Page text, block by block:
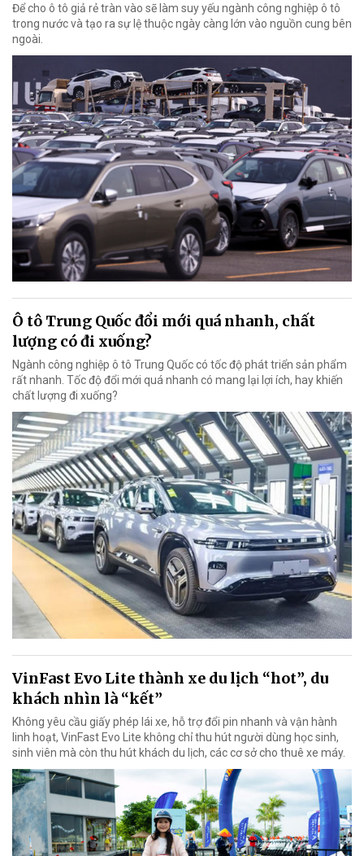
Để cho ô tô giả rẻ tràn vào sẽ làm suy yếu ngành công nghiệp ô tô
trong nước và tạo ra sự lệ thuộc ngày càng lớn vào nguồn cung bên
ngoài.
Ô tô Trung Quốc đổi mới quá nhanh, chất
lượng có đi xuống?
Ngành công nghiệp ô tô Trung Quốc có tốc độ phát triển sản phẩm
rất nhanh. Tốc độ đổi mới quá nhanh có mang lại lợi ích, hay khiến
chất lượng đi xuống?
VinFast Evo Lite thành xe du lịch “hot”, du
khách nhìn là “kết”
Không yêu cầu giấy phép lái xe, hỗ trợ đổi pin nhanh và vận hành
linh hoạt, VinFast Evo Lite không chỉ thu hút người dùng học sinh,
sinh viên mà còn thu hút khách du lịch, các cơ sở cho thuê xe máy.